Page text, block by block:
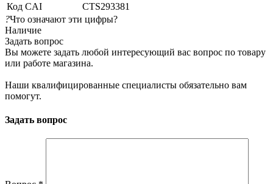
Код CAI
CTS293381
?Что означают эти цифры?
Наличие
Задать вопрос
Вы можете задать любой интересующий вас вопрос по товару
или работе магазина.
Наши квалифицированные специалисты обязательно вам
помогут.
Задать вопрос